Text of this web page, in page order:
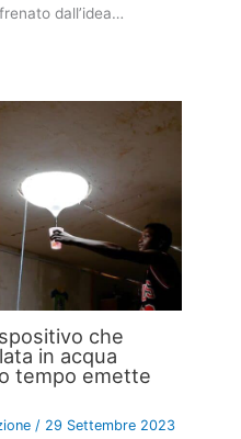
dall’idea…
che
in acqua
tempo emette
/ 29 Settembre 2023